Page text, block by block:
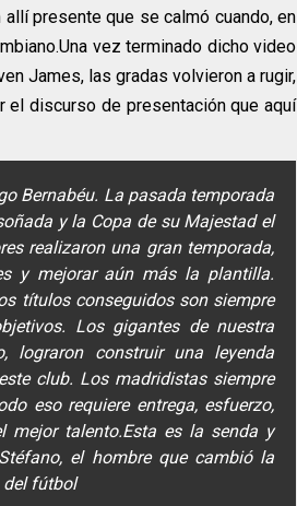
presente que se calmó cuando, en
Una vez terminado dicho video
James, las gradas volvieron a rugir,
el discurso de presentación que aquí
Bernabéu. La pasada temporada
y la Copa de su Majestad el
realizaron una gran temporada,
y mejorar aún más la plantilla.
títulos conseguidos son siempre
Los gigantes de nuestra
lograron construir una leyenda
club. Los madridistas siempre
eso requiere entrega, esfuerzo,
mejor talento.Esta es la senda y
el hombre que cambió la
del fútbol